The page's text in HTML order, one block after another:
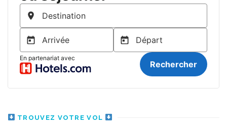
TROUVEZ VOTRE VOL